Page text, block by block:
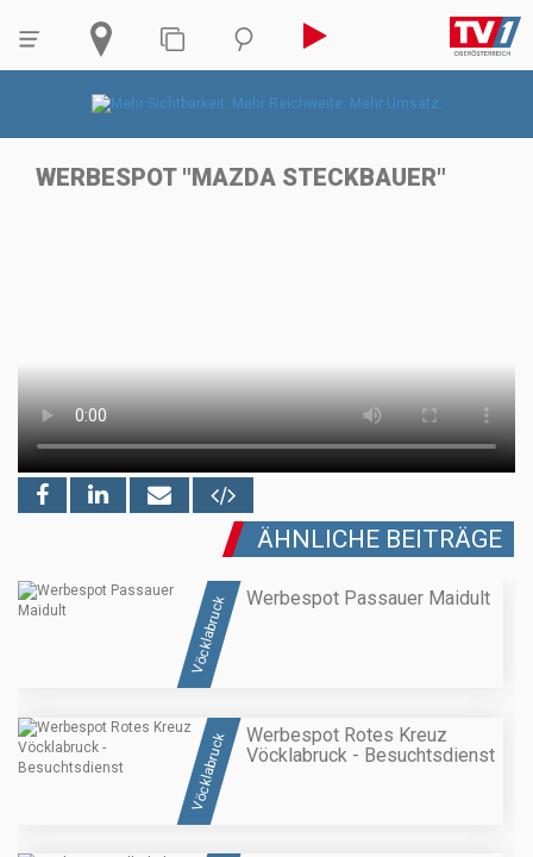
WERBESPOT "MAZDA STECKBAUER"
ÄHNLICHE BEITRÄGE
Vöcklabruck Werbespot Passauer Maidult
Vöcklabruck
Werbespot Rotes Kreuz
Vöcklabruck - Besuchtsdienst